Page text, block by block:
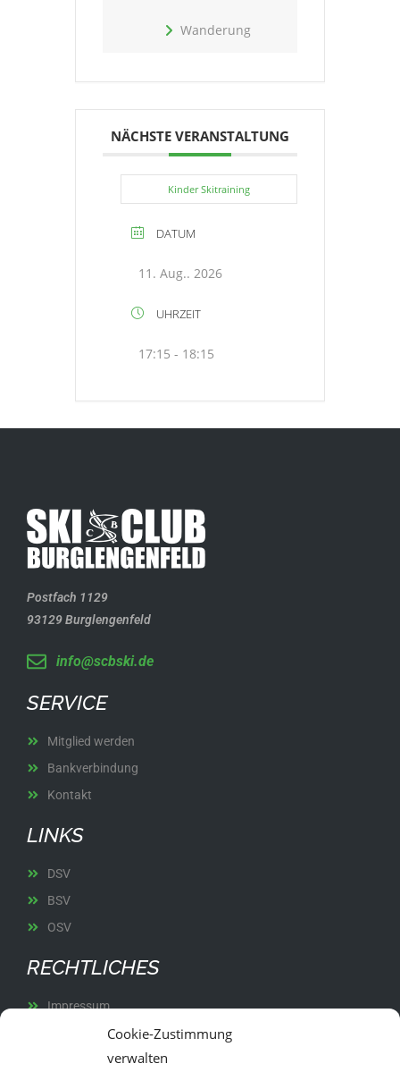
Cookie-Zustimmung
verwalten
Wanderung
NÄCHSTE VERANSTALTUNG
Kinder Skitraining
DATUM
11. Aug.. 2026
UHRZEIT
17:15 - 18:15
Postfach 1129
93129 Burglengenfeld
info@scbski.de
SERVICE
Mitglied werden
Bankverbindung
Kontakt
LINKS
DSV
BSV
OSV
RECHTLICHES
Impressum
Datenschutz